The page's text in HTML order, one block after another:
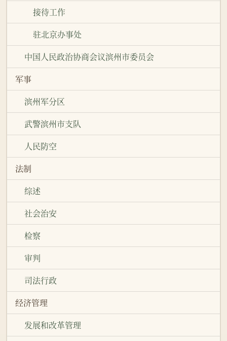
接待工作
驻北京办事处
中国人民政治协商会议滨州市委员会
军事
滨州军分区
武警滨州市支队
人民防空
法制
综述
社会治安
检察
审判
司法行政
经济管理
发展和改革管理